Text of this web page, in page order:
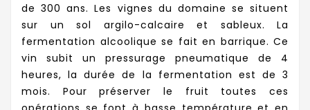
de 300 ans. Les vignes du domaine se situent
sur un sol argilo-calcaire et sableux. La
fermentation alcoolique se fait en barrique. Ce
vin subit un pressurage pneumatique de 4
heures, la durée de la fermentation est de 3
mois. Pour préserver le fruit toutes ces